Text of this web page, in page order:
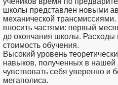
школы представлен новыми
механической
вносить частями: первый
до окончания школы. Расходы
стоимость обучения.
Высокий уровень
навыков, полученных в нашей
чувствовать себя уверенно и
мегаполиса.